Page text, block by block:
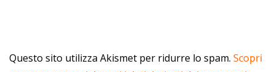
Questo sito utilizza Akismet per ridurre lo spam. Scopri